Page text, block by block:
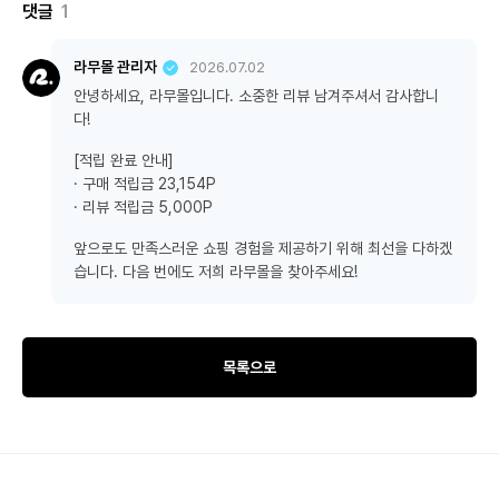
댓글 1
라무몰 관리자 2026.07.02
안녕하세요, 라무몰입니다. 소중한 리뷰 남겨주셔서 감사합니
다!
[적립 완료 안내]
· 구매 적립금 23,154P
· 리뷰 적립금 5,000P
앞으로도 만족스러운 쇼핑 경험을 제공하기 위해 최선을 다하겠
습니다. 다음 번에도 저희 라무몰을 찾아주세요!
목록으로